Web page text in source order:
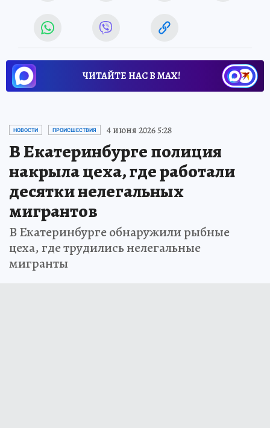
ЧИТАЙТЕ НАС В МАХ!
НОВОСТИ ПРОИСШЕСТВИЯ 4 июня 2026 5:28
В Екатеринбурге полиция
накрыла цеха, где работали
десятки нелегальных
мигрантов
В Екатеринбурге обнаружили рыбные
цеха, где трудились нелегальные
мигранты